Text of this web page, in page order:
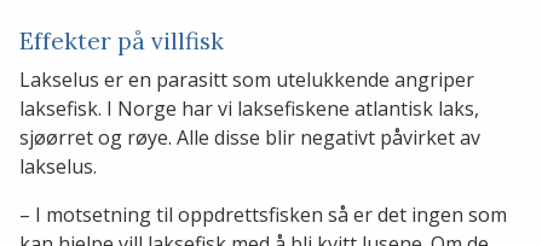
Effekter på villfisk
Lakselus er en parasitt som utelukkende angriper
laksefisk. I Norge har vi laksefiskene atlantisk laks,
sjøørret og røye. Alle disse blir negativt påvirket av
lakselus.
– I motsetning til oppdrettsfisken så er det ingen som